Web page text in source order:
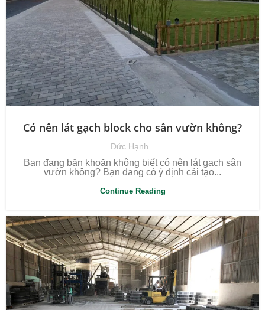
Có nên lát gạch block cho sân vườn không?
Đức Hạnh
Bạn đang băn khoăn không biết có nên lát gạch sân
vườn không? Bạn đang có ý định cải tạo...
Continue Reading